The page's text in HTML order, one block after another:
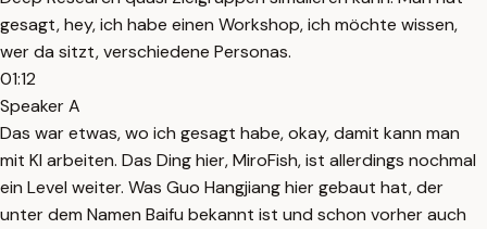
gesagt, hey, ich habe einen Workshop, ich möchte wissen,
wer da sitzt, verschiedene Personas.
01:12
Speaker A
Das war etwas, wo ich gesagt habe, okay, damit kann man
mit KI arbeiten. Das Ding hier, MiroFish, ist allerdings nochmal
ein Level weiter. Was Guo Hangjiang hier gebaut hat, der
unter dem Namen Baifu bekannt ist und schon vorher auch